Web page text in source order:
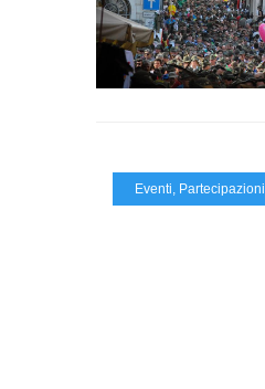
Eventi, Partecipazioni